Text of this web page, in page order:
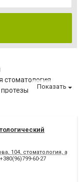
стоматология
томография
отбеливание
Показать
104, стоматология,
+380(96)799-60-27